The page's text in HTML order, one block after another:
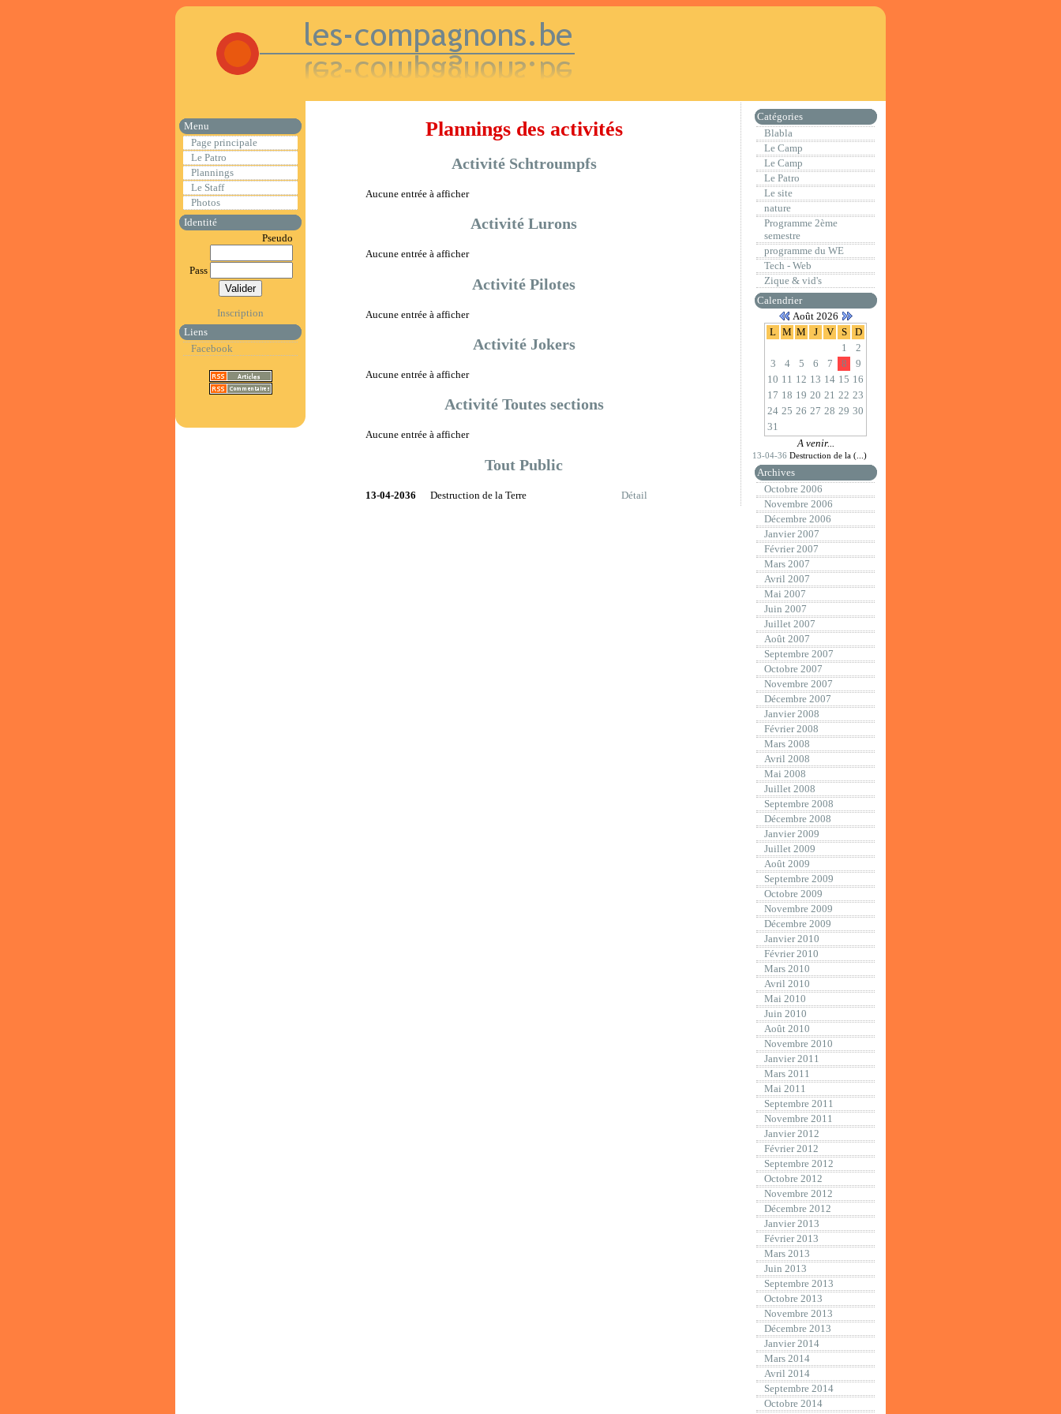
Menu
Page principale
Le Patro
Plannings
Le Staff
Photos
Identité
Pseudo
Pass
Inscription
Liens
Facebook
Plannings des activités
Activité Schtroumpfs
Aucune entrée à afficher
Activité Lurons
Aucune entrée à afficher
Activité Pilotes
Aucune entrée à afficher
Activité Jokers
Aucune entrée à afficher
Activité Toutes sections
Aucune entrée à afficher
Tout Public
13-04-2036 Destruction de la Terre Détail
Catégories
Blabla
Le Camp
Le Camp
Le Patro
Le site
nature
Programme 2ème
semestre
programme du WE
Tech - Web
Zique & vid's
Calendrier
Août 2026
L M M J V S
D
1
2
3
4 5 6 7 8
9
10 11 12 13 14 15 16
17 18 19 20 21 22 23
24 25 26 27 28 29 30
31
A venir...
13-04-36 Destruction de la (...)
Archives
Octobre 2006
Novembre 2006
Décembre 2006
Janvier 2007
Février 2007
Mars 2007
Avril 2007
Mai 2007
Juin 2007
Juillet 2007
Août 2007
Septembre 2007
Octobre 2007
Novembre 2007
Décembre 2007
Janvier 2008
Février 2008
Mars 2008
Avril 2008
Mai 2008
Juillet 2008
Septembre 2008
Décembre 2008
Janvier 2009
Juillet 2009
Août 2009
Septembre 2009
Octobre 2009
Novembre 2009
Décembre 2009
Janvier 2010
Février 2010
Mars 2010
Avril 2010
Mai 2010
Juin 2010
Août 2010
Novembre 2010
Janvier 2011
Mars 2011
Mai 2011
Septembre 2011
Novembre 2011
Janvier 2012
Février 2012
Septembre 2012
Octobre 2012
Novembre 2012
Décembre 2012
Janvier 2013
Février 2013
Mars 2013
Juin 2013
Septembre 2013
Octobre 2013
Novembre 2013
Décembre 2013
Janvier 2014
Mars 2014
Avril 2014
Septembre 2014
Octobre 2014